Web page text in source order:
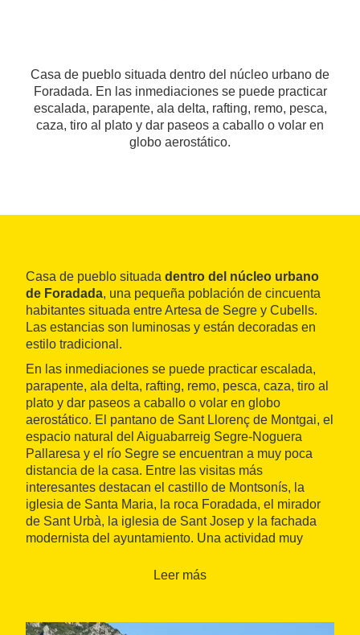
Casa de pueblo situada dentro del núcleo urbano de
Foradada. En las inmediaciones se puede practicar
escalada, parapente, ala delta, rafting, remo, pesca,
caza, tiro al plato y dar paseos a caballo o volar en
globo aerostático.
Casa de pueblo situada dentro del núcleo urbano
de Foradada, una pequeña población de cincuenta
habitantes situada entre Artesa de Segre y Cubells.
Las estancias son luminosas y están decoradas en
estilo tradicional.
En las inmediaciones se puede practicar escalada,
parapente, ala delta, rafting, remo, pesca, caza, tiro al
plato y dar paseos a caballo o volar en globo
aerostático. El pantano de Sant Llorenç de Montgai, el
espacio natural del Aiguabarreig Segre-Noguera
Pallaresa y el río Segre se encuentran a muy poca
distancia de la casa. Entre las visitas más
interesantes destacan el castillo de Montsonís, la
iglesia de Santa Maria, la roca Foradada, el mirador
de Sant Urbà, la iglesia de Sant Josep y la fachada
modernista del ayuntamiento. Una actividad muy
, que va de Lleida a la Pobla de
Leer más